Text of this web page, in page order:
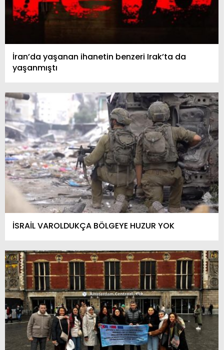
İran’da yaşanan ihanetin benzeri Irak’ta da
yaşanmıştı
İSRAİL VAROLDUKÇA BÖLGEYE HUZUR YOK